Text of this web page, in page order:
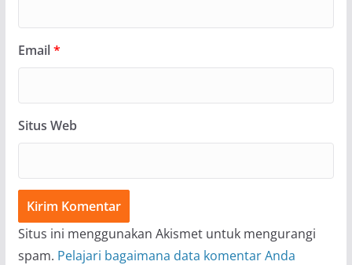
Email*
Situs Web
Situs ini menggunakan Akismet untuk mengurangi
spam. Pelajari bagaimana data komentar Anda